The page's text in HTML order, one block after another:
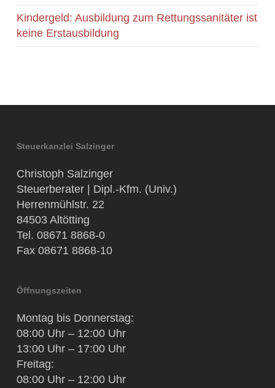
Kindergeld: Ausbildung zum Rettungssanitäter ist
keine Erstausbildung
Steuerkanzlei Salzinger
Christoph Salzinger
Steuerberater | Dipl.-Kfm. (Univ.)
Herrenmühlstr. 22
84503 Altötting
Tel. 08671 8868-0
Fax 08671 8868-10
Öffnungszeiten
Montag bis Donnerstag:
08:00 Uhr – 12:00 Uhr
13:00 Uhr – 17:00 Uhr
Freitag:
08:00 Uhr – 12:00 Uhr